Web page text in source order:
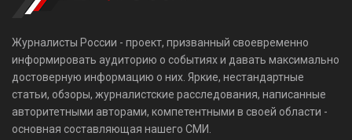
Журналисты России - проект, призванный своевременно
информировать аудиторию о событиях и давать максимально
достоверную информацию о них. Яркие, нестандартные
статьи, обзоры, журналистские расследования, написанные
авторитетными авторами, компетентными в своей области -
основная составляющая нашего СМИ.